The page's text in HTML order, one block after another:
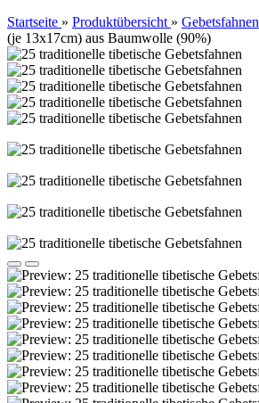
Startseite » Produktübersicht » Gebetsfahnen
(je 13x17cm) aus Baumwolle (90%)